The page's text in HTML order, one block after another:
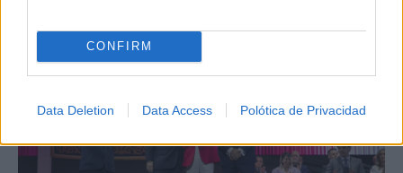
CONFIRM
Data Deletion Data Access Polótica de Privacidad